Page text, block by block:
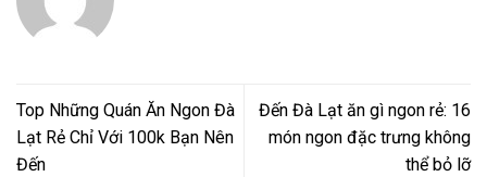
Top Những Quán Ăn Ngon Đà
Lạt Rẻ Chỉ Với 100k Bạn Nên
Đến
Đến Đà Lạt ăn gì ngon rẻ: 16
món ngon đặc trưng không
thể bỏ lỡ